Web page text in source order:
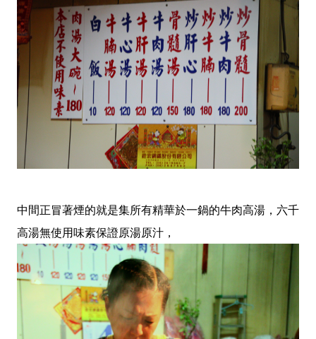
中間正冒著煙的就是集所有精華於一鍋的牛肉高湯，六千
高湯無使用味素保證原湯原汁，